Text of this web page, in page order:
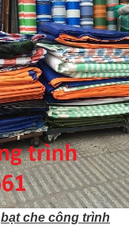
bạt che công trình